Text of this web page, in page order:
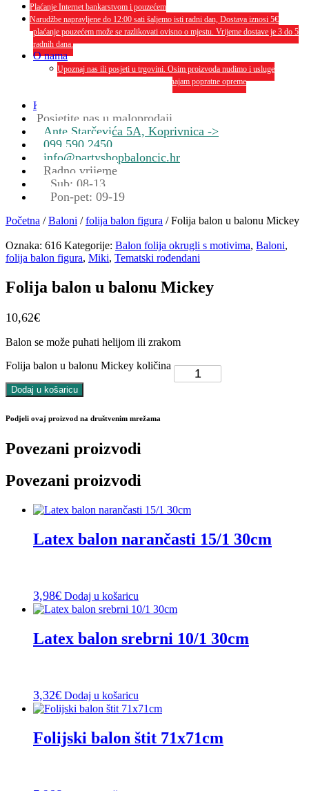
Plaćanje Internet bankarstvom i pouzećem
Narudžbe napravljene do 12:00 sati šaljemo isti radni dan, Dostava iznosi 5€
plaćanje pouzećem može se razlikovati ovisno o mjestu. Vrijeme dostave je 3 do 5
radnih dana.
O nama
Upoznaj nas ili posjeti u trgovini. Osim proizvoda nudimo i usluge
dekoriranja interijera i eksterija te najam popratne opreme
Kontakt
Posjetite nas u maloprodaji
Ante Starčevića 5A, Koprivnica ->
099 590 2450
info@partyshopbaloncic.hr
Radno vrijeme
Sub: 08-13
Pon-pet: 09-19
Početna /Baloni /folija balon figura / Folija balon u balonu Mickey
Oznaka: 616 Kategorije: Balon folija okrugli s motivima, Baloni,
folija balon figura, Miki, Tematski rođendani
Folija balon u balonu Mickey
10,62€
Balon se može puhati helijom ili zrakom
Folija balon u balonu Mickey količina
Dodaj u košaricu
Podjeli ovaj proizvod na društvenim mrežama
Povezani proizvodi
Povezani proizvodi
Latex balon narančasti 15/1 30cm
3,98€ Dodaj u košaricu
Latex balon srebrni 10/1 30cm
3,32€ Dodaj u košaricu
Folijski balon štit 71x71cm